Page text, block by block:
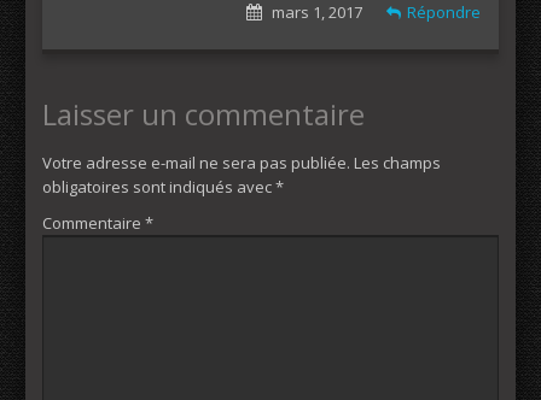
Répondre
mars 1, 2017
Laisser un commentaire
Votre adresse e-mail ne sera pas publiée. Les champs
obligatoires sont indiqués avec*
Commentaire *